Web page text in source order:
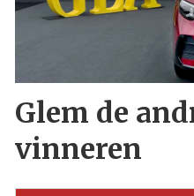
Glem de
vinneren